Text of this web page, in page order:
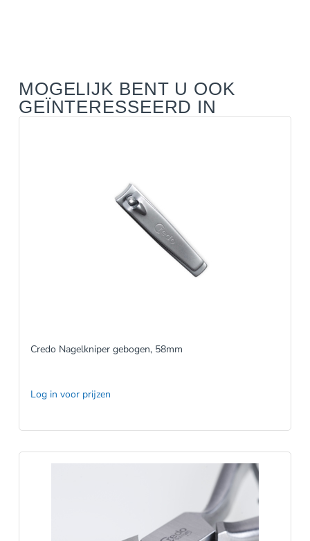
MOGELIJK BENT U OOK
GEÏNTERESSEERD IN
Credo Nagelkniper gebogen, 58mm
Log in voor prijzen